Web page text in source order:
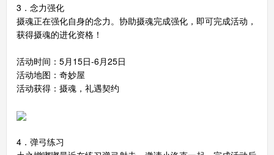
3．念力强化
摄魂正在强化自身的念力。协助摄魂完成强化，即可完成活动，
获得摄魂的进化资格！
活动时间：5月15日-6月25日
活动地图：奇妙屋
活动获得：摄魂，礼遇契约
4．弹弓练习